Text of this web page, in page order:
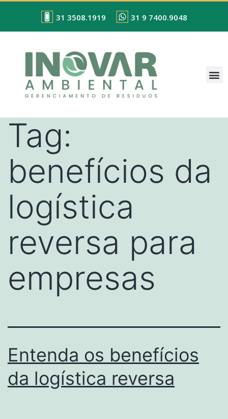
31 3508.1919 31 9 7400.9048
Tag:
benefícios da
logística
reversa para
empresas
Entenda os benefícios
da logística reversa